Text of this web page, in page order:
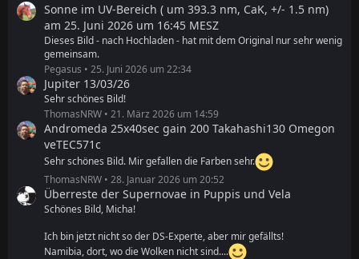
Sonne im UV-Bereich ( um 393.3 nm, CaK, +/- 1.5 nm)
am 25. Juni 2026 um 16:45 MESZ
Dieses Bild - nach Hochladen - hat mit dem Original nur sehr wenig
gemeinsam.
Pegasus
25. Juni 2026 um 22:34
Jupiter 13/03/26
Sehr schönes Bild!
ThomasNRW
21. März 2026 um 14:59
Andromeda 25x40sec gain 200 Takahashi130 Omegon
veTEC571c
Sehr schönes Bild. Mir gefallen die Farben sehr.
ThomasNRW
28. Januar 2026 um 20:52
Überreste der Supernovae in Puppis und Vela
Schönes Bild, Micha!
Ich bin jetzt nicht so der DS-Experte, aber mir gefällts!
Namibia, dort, wo die Wolken nicht sind....